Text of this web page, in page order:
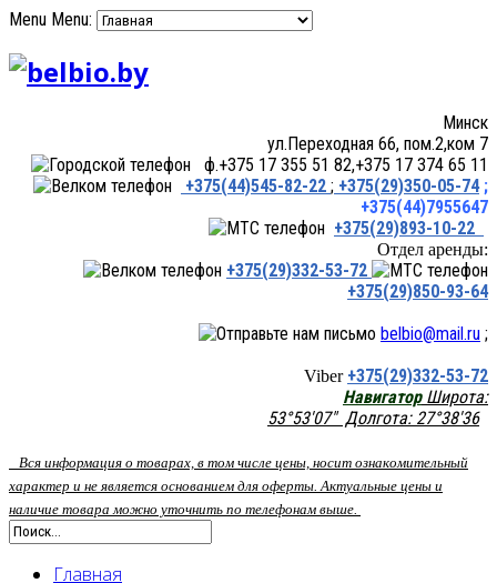
Menu Menu:
Минск
ул.Переходная 66, пом.2,ком 7
ф.+375 17 355 51 82,+375 17 374 65 11
+375(44)545-82-22 ; +375(29)350-05-74 ;
+375(44)7955647
+375(29)893-10-22
Отдел аренды:
+375(29)332-53-72
+375(29)850-93-64
belbio@mail.ru ;
Viber +375(29)332-53-72
НавигаторШирота:
53°53'07" Долгота: 27°38'36
Вся информация о товарах, в том числе цены, носит ознакомительный
характер и не является основанием для оферты. Актуальные цены и
наличие товара можно уточнить по телефонам выше.
Главная